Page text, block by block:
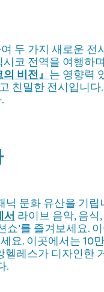
두 가지 새로운 전
코 전역을 여행하
비전』 는 영향력
친밀한 전시입니다
문화 유산을 기립
서 라이브 음악, 음식
’를 즐겨보세요.
요. 이곳에서는 10
레스가 디자인한
.